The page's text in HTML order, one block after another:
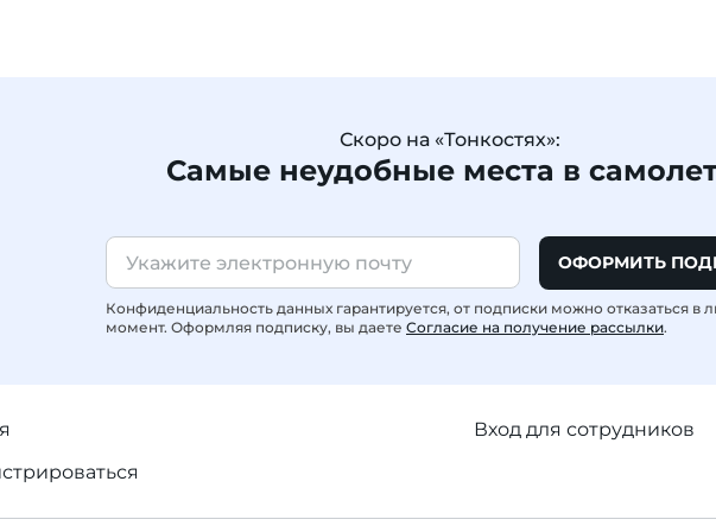
Скоро на «Тонкостях»:
Самые неудобные места в
ОФОРМИТЬ
Конфиденциальность данных гарантируется, от подписки можно отказаться в
момент. Оформляя подписку, вы даете Согласие на получение рассылки.
Вход для сотрудников